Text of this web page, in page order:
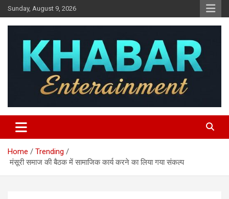
Skip
to
content
Sunday, August 9, 2026
Khabar Entertainment
Home
Trending
मंसूरी समाज की बैठक में सामाजिक कार्य करने का लिया गया संकल्प